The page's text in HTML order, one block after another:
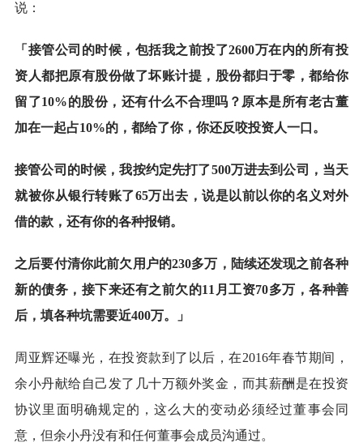
说：
「 接管公司的时候，包括我之前投了2600万在内的所有投
资人都把原有股份做了坏账计提，股份都归于零，都给你
留了10%的股份，还有什么不合理吗？原本是所有老古董
加在一起占10%的，都给了你，你还反咬投资人一口。
接管公司的时候，我按约定先打了500万进去到公司，当天
就被你从银行转账了65万出去，说是以前以你的名义对外
借的款，还有你的各种报销。
之后要付清你此前欠用户的230多万，陆续还发现之前各种
新的债务，接下来还有之前欠的11月工资70多万，各种善
后，填各种坑需要近400万。
」
周亚辉还曝光，在投资款到了以后，在2016年春节期间，
余小丹献给自己发了几十万额外奖金，而其薪酬是在投资
协议里面明确规定的，这么大的变动必须经过董事会同
意，但余小丹没有和任何董事会成员沟通过。